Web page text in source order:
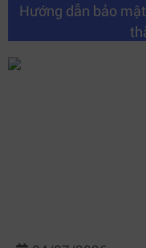
Hướng dẫn bảo